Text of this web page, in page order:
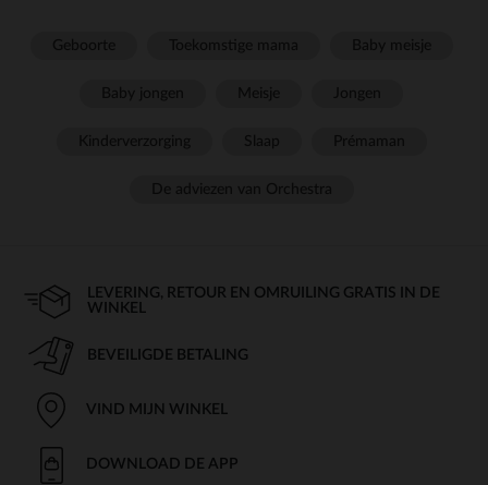
LEVERING, RETOUR EN OMRUILING GRATIS IN DE
WINKEL
BEVEILIGDE BETALING
VIND MIJN WINKEL
DOWNLOAD DE APP